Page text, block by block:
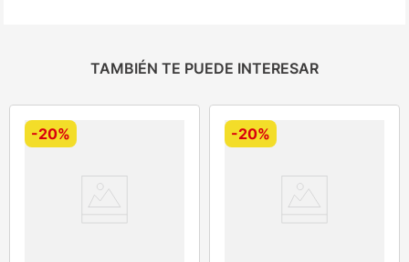
TAMBIÉN TE PUEDE INTERESAR
-20% -20%